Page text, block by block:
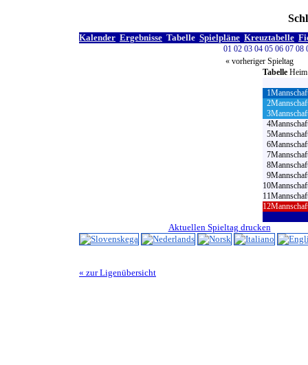
Kalender Ergebnisse Tabelle Spielpläne Kreuztabelle
01 02 03 04 05 06 07 08
« vorheriger Spieltag
Tabelle Heim
1
2
3
4
5
6
7
8
9
10
11
12
Aktuellen Spieltag drucken
« zur Ligenübersicht